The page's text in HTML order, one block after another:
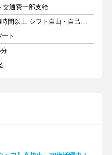
交通費一部支給
週2日以上 1日4時間以上 シフト自由・自己申告
ト